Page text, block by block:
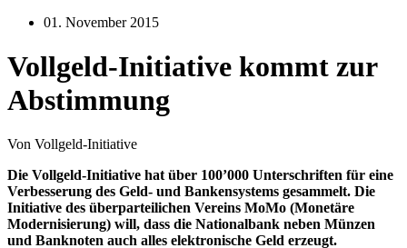
01. November 2015
Vollgeld-Initiative kommt zur
Abstimmung
Von Vollgeld-Initiative
Die Vollgeld-Initiative hat über 100’000 Unterschriften für eine
Verbesserung des Geld- und Bankensystems gesammelt. Die
Initiative des überparteilichen Vereins MoMo (Monetäre
Modernisierung) will, dass die Nationalbank neben Münzen
und Banknoten auch alles elektronische Geld erzeugt.